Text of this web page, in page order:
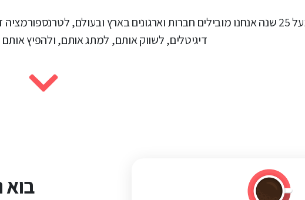
מעל 25 שנה אנחנו מובילים חברות וארגונים בארץ ובעולם,
דיגיטלים, לשווק אותם, למתג אותם, ולהפיץ
בוא